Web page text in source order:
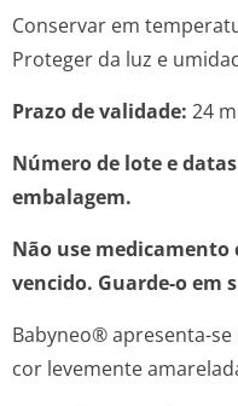
Conservar em
Proteger da luz e
Prazo de validade: 24
Número de lote e
embalagem.
Não use medicamento
vencido. Guarde-o em
Babyneo® apresenta-
cor levemente